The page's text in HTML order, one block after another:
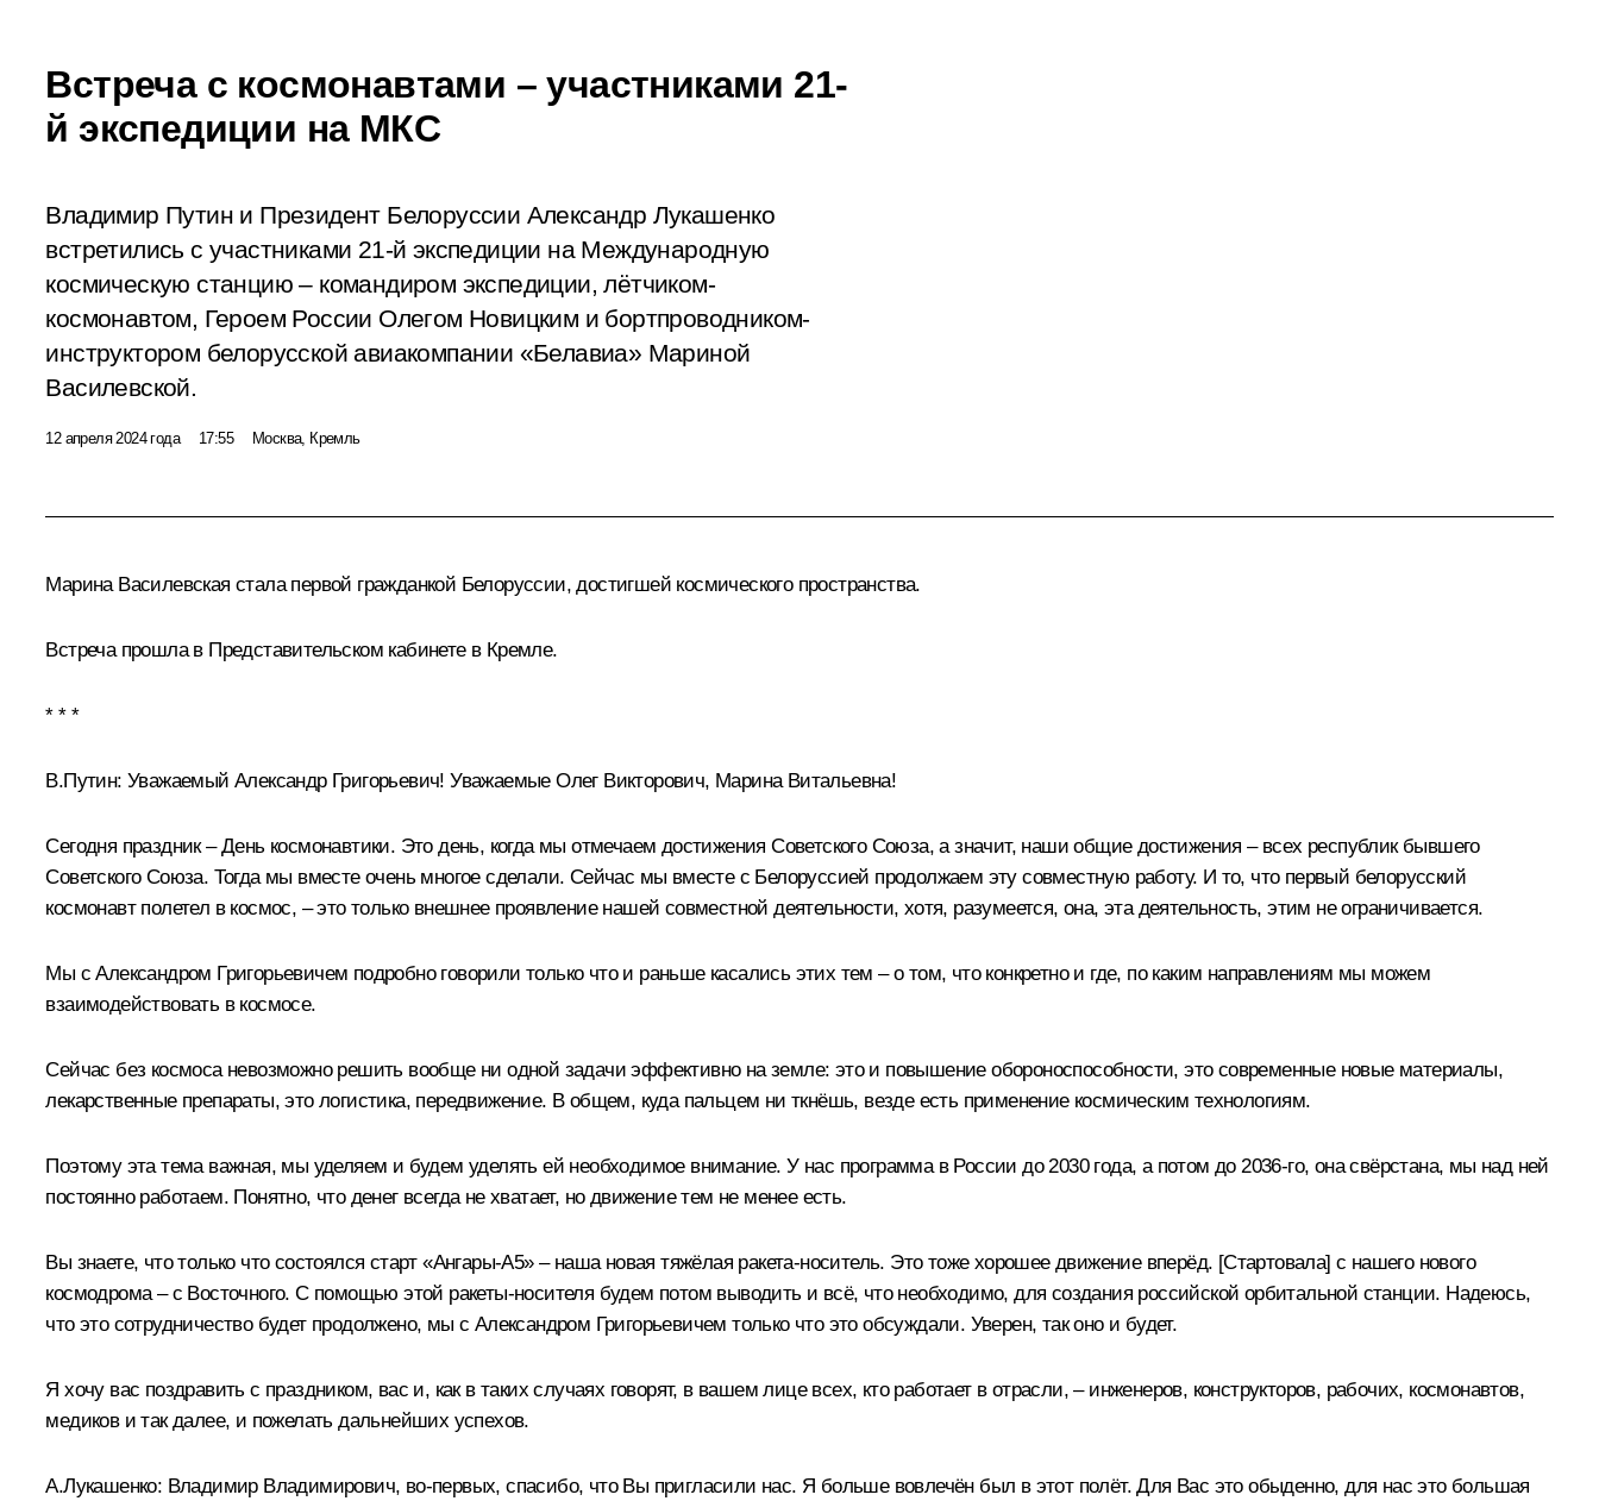
Встреча с космонавтами – участниками 21-
й экспедиции на МКС
Владимир Путин и Президент Белоруссии Александр Лукашенко
встретились с участниками 21-й экспедиции на Международную
космическую станцию – командиром экспедиции, лётчиком-
космонавтом, Героем России Олегом Новицким и бортпроводником-
инструктором белорусской авиакомпании «Белавиа» Мариной
Василевской.
12 апреля 2024 года 17:55 Москва, Кремль
Марина Василевская стала первой гражданкой Белоруссии, достигшей космического пространства.
Встреча прошла в Представительском кабинете в Кремле.
* * *
В.Путин: Уважаемый Александр Григорьевич! Уважаемые Олег Викторович, Марина Витальевна!
Сегодня праздник – День космонавтики. Это день, когда мы отмечаем достижения Советского Союза, а значит, наши общие достижения – всех республик бывшего
Советского Союза. Тогда мы вместе очень многое сделали. Сейчас мы вместе с Белоруссией продолжаем эту совместную работу. И то, что первый белорусский
космонавт полетел в космос, – это только внешнее проявление нашей совместной деятельности, хотя, разумеется, она, эта деятельность, этим не ограничивается.
Мы с Александром Григорьевичем подробно говорили только что и раньше касались этих тем – о том, что конкретно и где, по каким направлениям мы можем
взаимодействовать в космосе.
Сейчас без космоса невозможно решить вообще ни одной задачи эффективно на земле: это и повышение обороноспособности, это современные новые материалы,
лекарственные препараты, это логистика, передвижение. В общем, куда пальцем ни ткнёшь, везде есть применение космическим технологиям.
Поэтому эта тема важная, мы уделяем и будем уделять ей необходимое внимание. У нас программа в России до 2030 года, а потом до 2036-го, она свёрстана, мы над ней
постоянно работаем. Понятно, что денег всегда не хватает, но движение тем не менее есть.
Вы знаете, что только что состоялся старт «Ангары-А5» – наша новая тяжёлая ракета-носитель. Это тоже хорошее движение вперёд. [Стартовала] с нашего нового
космодрома – с Восточного. С помощью этой ракеты-носителя будем потом выводить и всё, что необходимо, для создания российской орбитальной станции. Надеюсь,
что это сотрудничество будет продолжено, мы с Александром Григорьевичем только что это обсуждали. Уверен, так оно и будет.
Я хочу вас поздравить с праздником, вас и, как в таких случаях говорят, в вашем лице всех, кто работает в отрасли, – инженеров, конструкторов, рабочих, космонавтов,
медиков и так далее, и пожелать дальнейших успехов.
А.Лукашенко: Владимир Владимирович, во-первых, спасибо, что Вы пригласили нас. Я больше вовлечён был в этот полёт. Для Вас это обыденно, для нас это большая